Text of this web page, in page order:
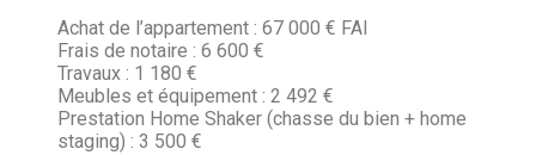
Achat de l’appartement : 67 000 € FAI
Frais de notaire : 6 600 €
Travaux : 1 180 €
Meubles et équipement : 2 492 €
Prestation Home Shaker (chasse du bien + home
staging) : 3 500 €